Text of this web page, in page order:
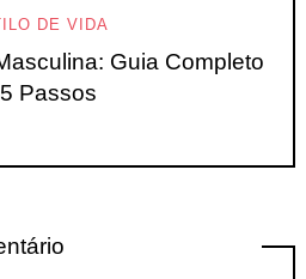
DE VIDA
Guia Completo
Passos